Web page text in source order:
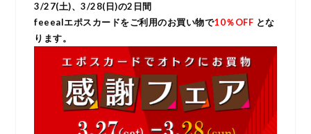
3/27(土)、3/28(日)の2日間
feeealエポスカードをご利用のお買い物で10％OFF とな
ります。